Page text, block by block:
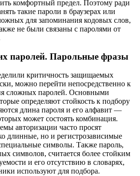
комфортный предел. Поэтому ради
такие пароли в браузерах или
для запоминания кодовых слов,
не были связаны с паролями от
паролей. Парольные фразы
критичность защищаемых
можно перейти непосредственно к
сложных паролей. Основными
определяют стойкость к подбору
длина пароля и его алфавит —
может состоять комбинация.
авторизации часто просят
длинные, но и регистрозависимые
символы. Также пароль,
символов, считается более стойким
и его отсутствию в словарях,
используют для подбора.